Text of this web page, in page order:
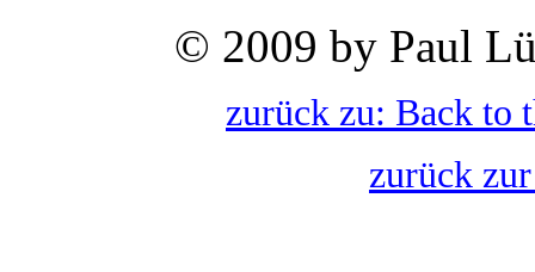
© 2009 by Paul
zurück zu: Back to
zurück